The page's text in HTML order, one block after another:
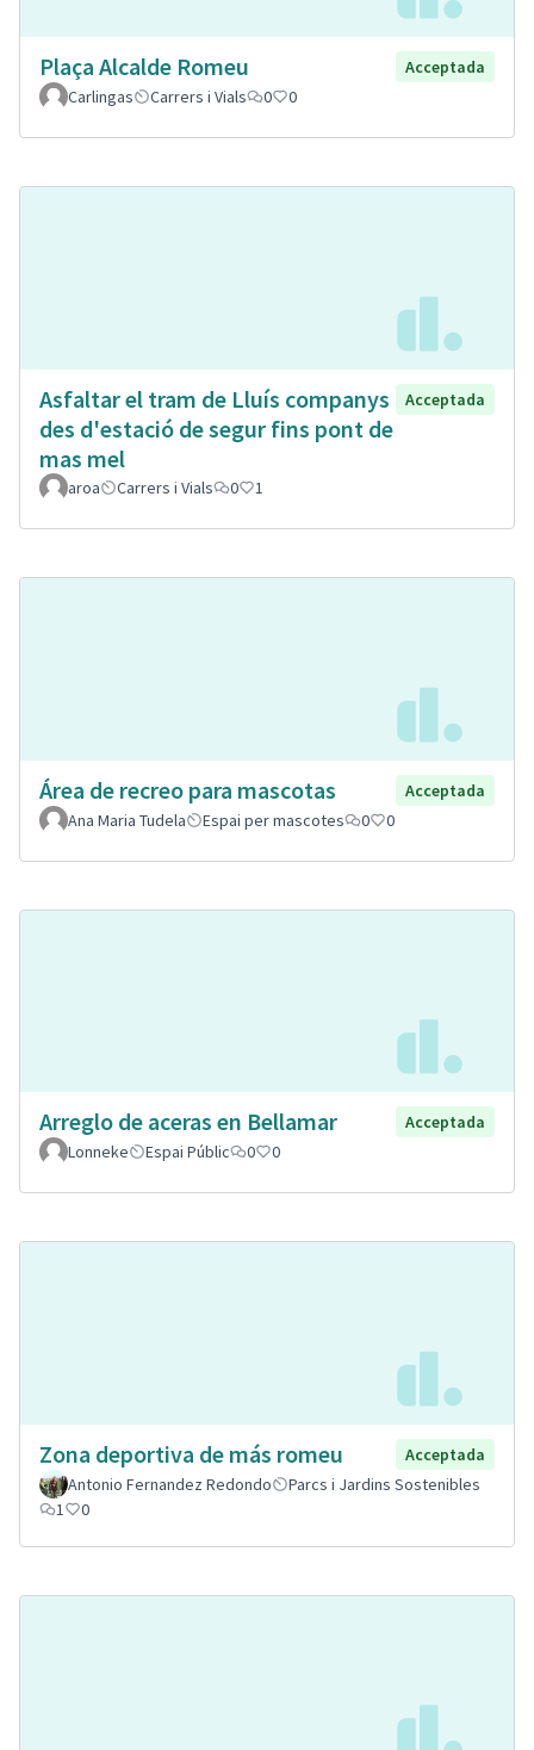
Plaça Alcalde Romeu
Acceptada
Carlingas
Carrers i Vials 0 0
Asfaltar el tram de Lluís companys
des d'estació de segur fins pont de
mas mel
Acceptada
aroa Carrers i Vials 0 1
Área de recreo para mascotas
Acceptada
Ana Maria Tudela
Espai per mascotes 0 0
Arreglo de aceras en Bellamar
Acceptada
Lonneke
Espai Públic 0 0
Zona deportiva de más romeu
Acceptada
Antonio Fernandez Redondo
Parcs i Jardins Sostenibles
1
0